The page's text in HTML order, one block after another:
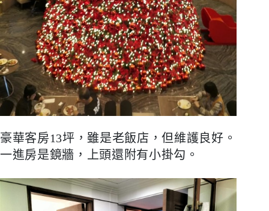
豪華客房13坪，雖是老飯店，但維護良好。
一進房是鏡牆，上頭還附有小掛勾。